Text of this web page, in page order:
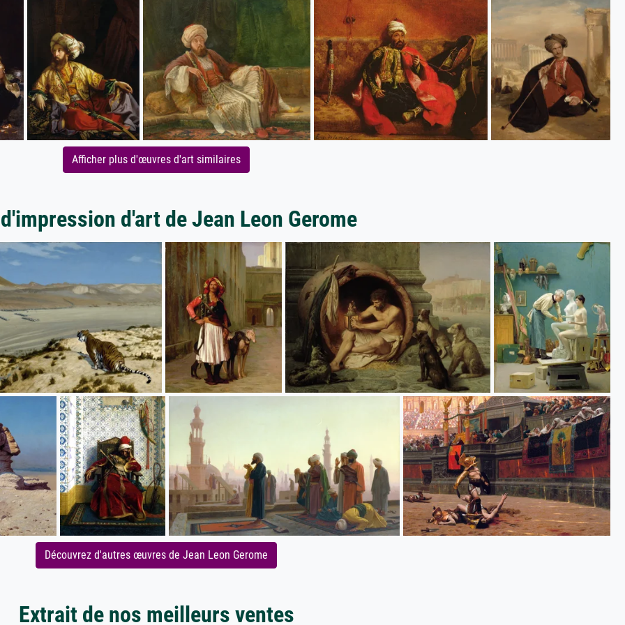
Afficher plus d'œuvres d'art similaires
d'art de Jean Leon Gerome
Découvrez d'autres œuvres de Jean Leon Gerome
Extrait de nos meilleurs ventes